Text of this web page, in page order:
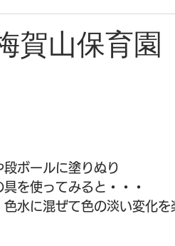
賀山保育
ボールに塗りぬり
を使ってみると・・・
水に混ぜて色の淡い変化を